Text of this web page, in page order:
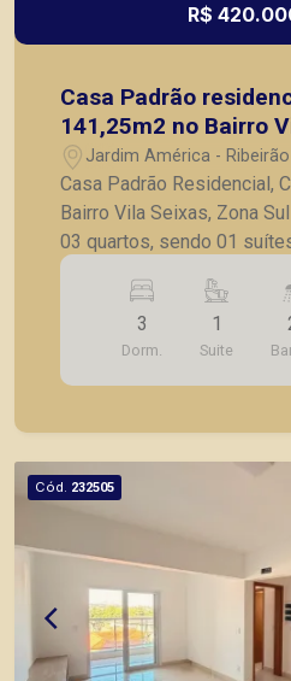
R$
Casa Padrão
141,25m2 no Bairro
Sul Ribeirão Preto/SP
Jardim América -
Casa Padrão Residencial,
Bairro Vila Seixas, Zona
03 quartos, sendo 01
Sala ampla; - Cozinha; -
vaga de garagem; A Piramid tem como objetivo
atender seus clientes com
em locação, vendas de
ou mesmo nos principais
3
Dorm.
1
Suite
Cód. 232505